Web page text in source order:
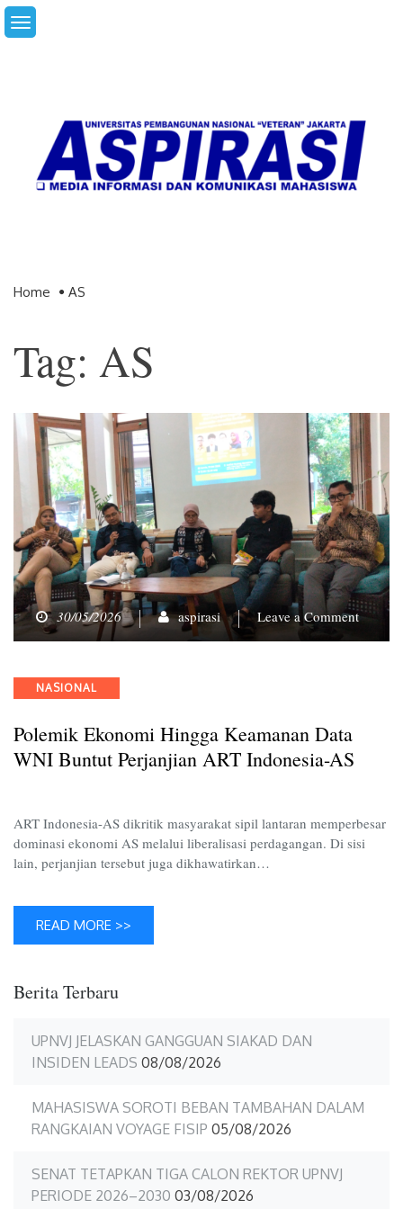
Skip
to
Home AS
Tag: AS
30/05/2026 aspirasi Leave a Commenton
AS
Categories
NASIONAL
Polemik Ekonomi Hingga Keamanan Data
WNI Buntut Perjanjian ART Indonesia-AS
ART Indonesia-AS dikritik masyarakat sipil lantaran memperbesar
dominasi ekonomi AS melalui liberalisasi perdagangan. Di sisi
lain, perjanjian tersebut juga dikhawatirkan…
READ MORE >>
Berita Terbaru
UPNVJ JELASKAN GANGGUAN SIAKAD DAN
INSIDEN LEADS 08/08/2026
MAHASISWA SOROTI BEBAN TAMBAHAN DALAM
RANGKAIAN VOYAGE FISIP 05/08/2026
SENAT TETAPKAN TIGA CALON REKTOR UPNVJ
PERIODE 2026–2030 03/08/2026